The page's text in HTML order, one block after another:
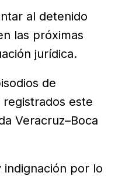
al detenido
las próximas
jurídica.
de
este
Veracruz–Boca
por lo